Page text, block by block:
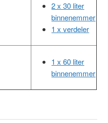
2 x 30 liter
binnenemmer
1 x verdeler
1 x 60 liter
binnenemmer